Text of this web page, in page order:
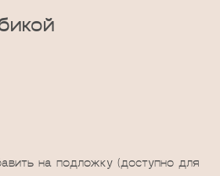
на подложку (доступно для